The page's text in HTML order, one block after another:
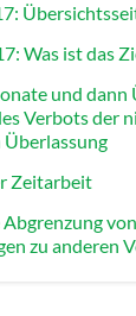
Was ist das
und dann
Verbots der
Zeitarbeit
Abgrenzung von
zu anderen